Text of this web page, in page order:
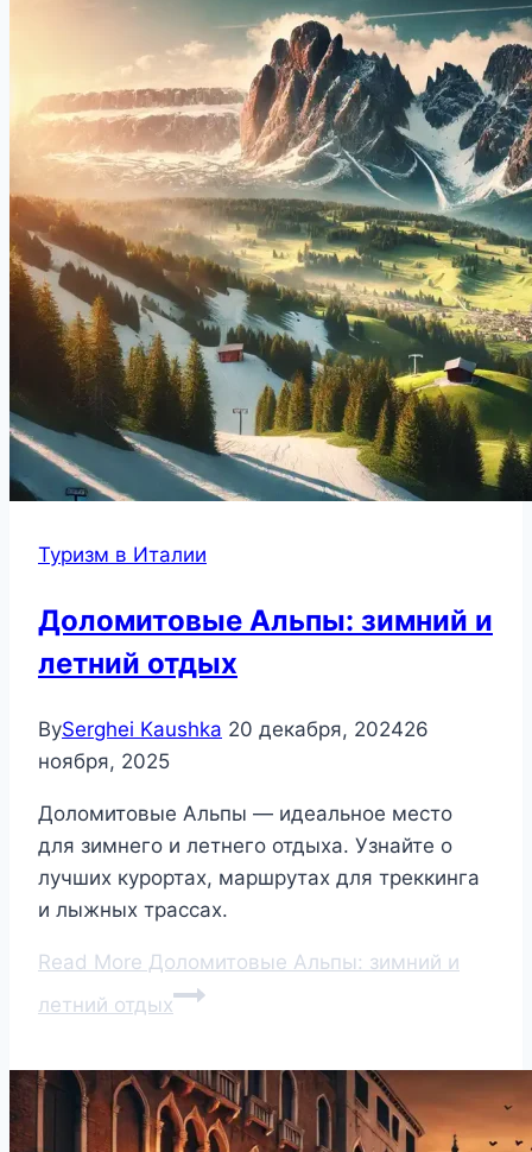
Туризм в Италии
Доломитовые Альпы: зимний и
летний отдых
BySerghei Kaushka 20 декабря, 202426
ноября, 2025
Доломитовые Альпы — идеальное место
для зимнего и летнего отдыха. Узнайте о
лучших курортах, маршрутах для треккинга
и лыжных трассах.
Read More Доломитовые Альпы: зимний и
летний отдых